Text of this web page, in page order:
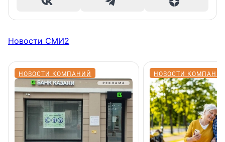
Новости СМИ2
НОВОСТИ КОМПАНИЙ НОВОСТИ